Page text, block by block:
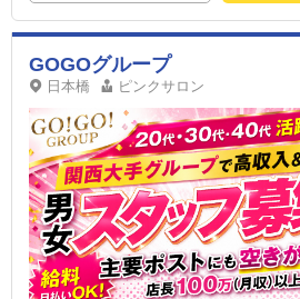
GOGOグループ
日本橋 ピンクサロン